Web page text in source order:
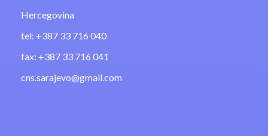
Hercegovina
tel: +387 33 716 040
fax: +387 33 716 041
cns.sarajevo@gmail.com